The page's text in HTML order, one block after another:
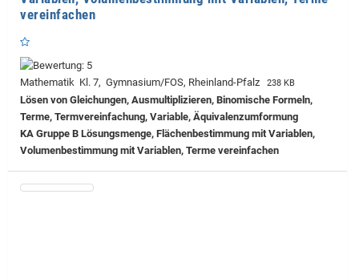
vereinfachen
Mathematik Kl. 7, Gymnasium/FOS, Rheinland-Pfalz 238 KB
Lösen von Gleichungen, Ausmultiplizieren, Binomische Formeln,
Terme, Termvereinfachung, Variable, Äquivalenzumformung
KA Gruppe B Lösungsmenge, Flächenbestimmung mit Variablen,
Volumenbestimmung mit Variablen, Terme vereinfachen